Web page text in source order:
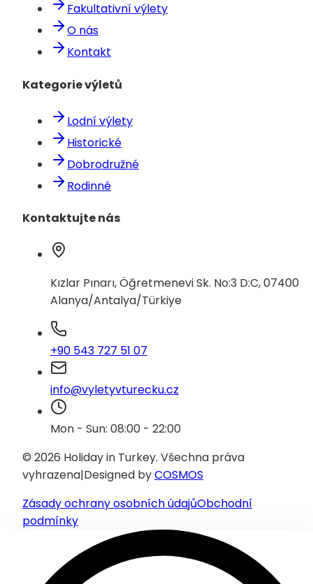
Fakultativní výlety
O nás
Kontakt
Kategorie výletů
Lodní výlety
Historické
Dobrodružné
Rodinné
Kontaktujte nás
Kızlar Pınarı, Öğretmenevi Sk. No:3 D:C, 07400
Alanya/Antalya/Türkiye
+90 543 727 51 07
info@vyletyvturecku.cz
Mon - Sun: 08:00 - 22:00
© 2026 Holiday in Turkey. Všechna práva
vyhrazena|Designed byCOSMOS
Zásady ochrany osobních údajůObchodní
podmínky